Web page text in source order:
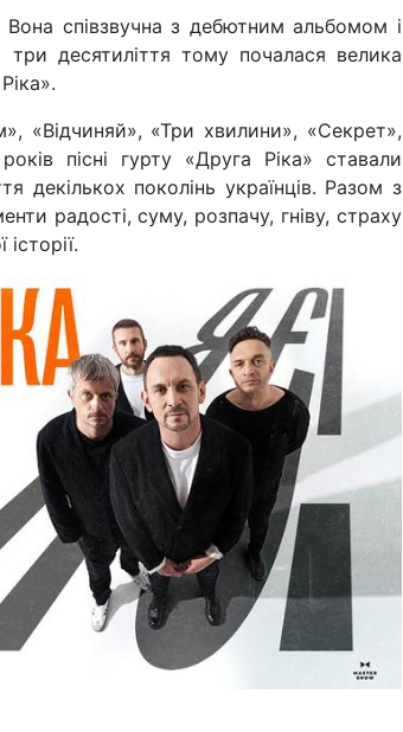
співзвучна з дебютним альбомом і
десятиліття тому почалася велика
«Відчиняй», «Три хвилини», «Секрет»,
пісні гурту «Друга Ріка» ставали
декількох поколінь українців. Разом з
радості, суму, розпачу, гніву, страху